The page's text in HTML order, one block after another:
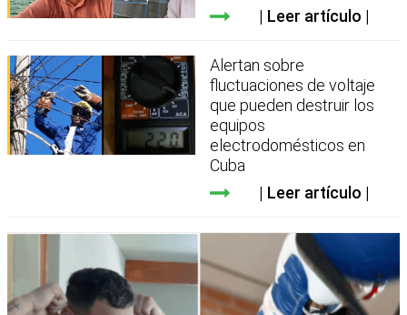
Leer artículo
Alertan sobre
fluctuaciones de voltaje
que pueden destruir los
equipos
electrodomésticos en
Cuba
Leer artículo